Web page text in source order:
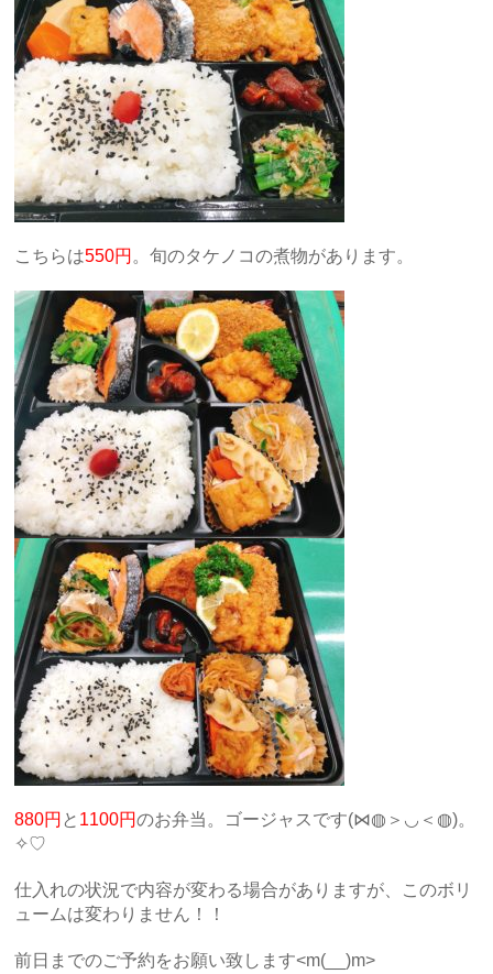
こちらは550円 。旬のタケノコの煮物があります。
880円 と 1100円のお弁当。ゴージャスです(⋈◍＞◡＜◍)。
✧♡
仕入れの状況で内容が変わる場合がありますが、このボリ
ュームは変わりません！！
前日までのご予約をお願い致します<m(__)m>